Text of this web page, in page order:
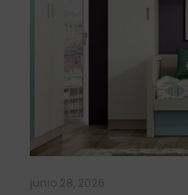
junio 28, 2026